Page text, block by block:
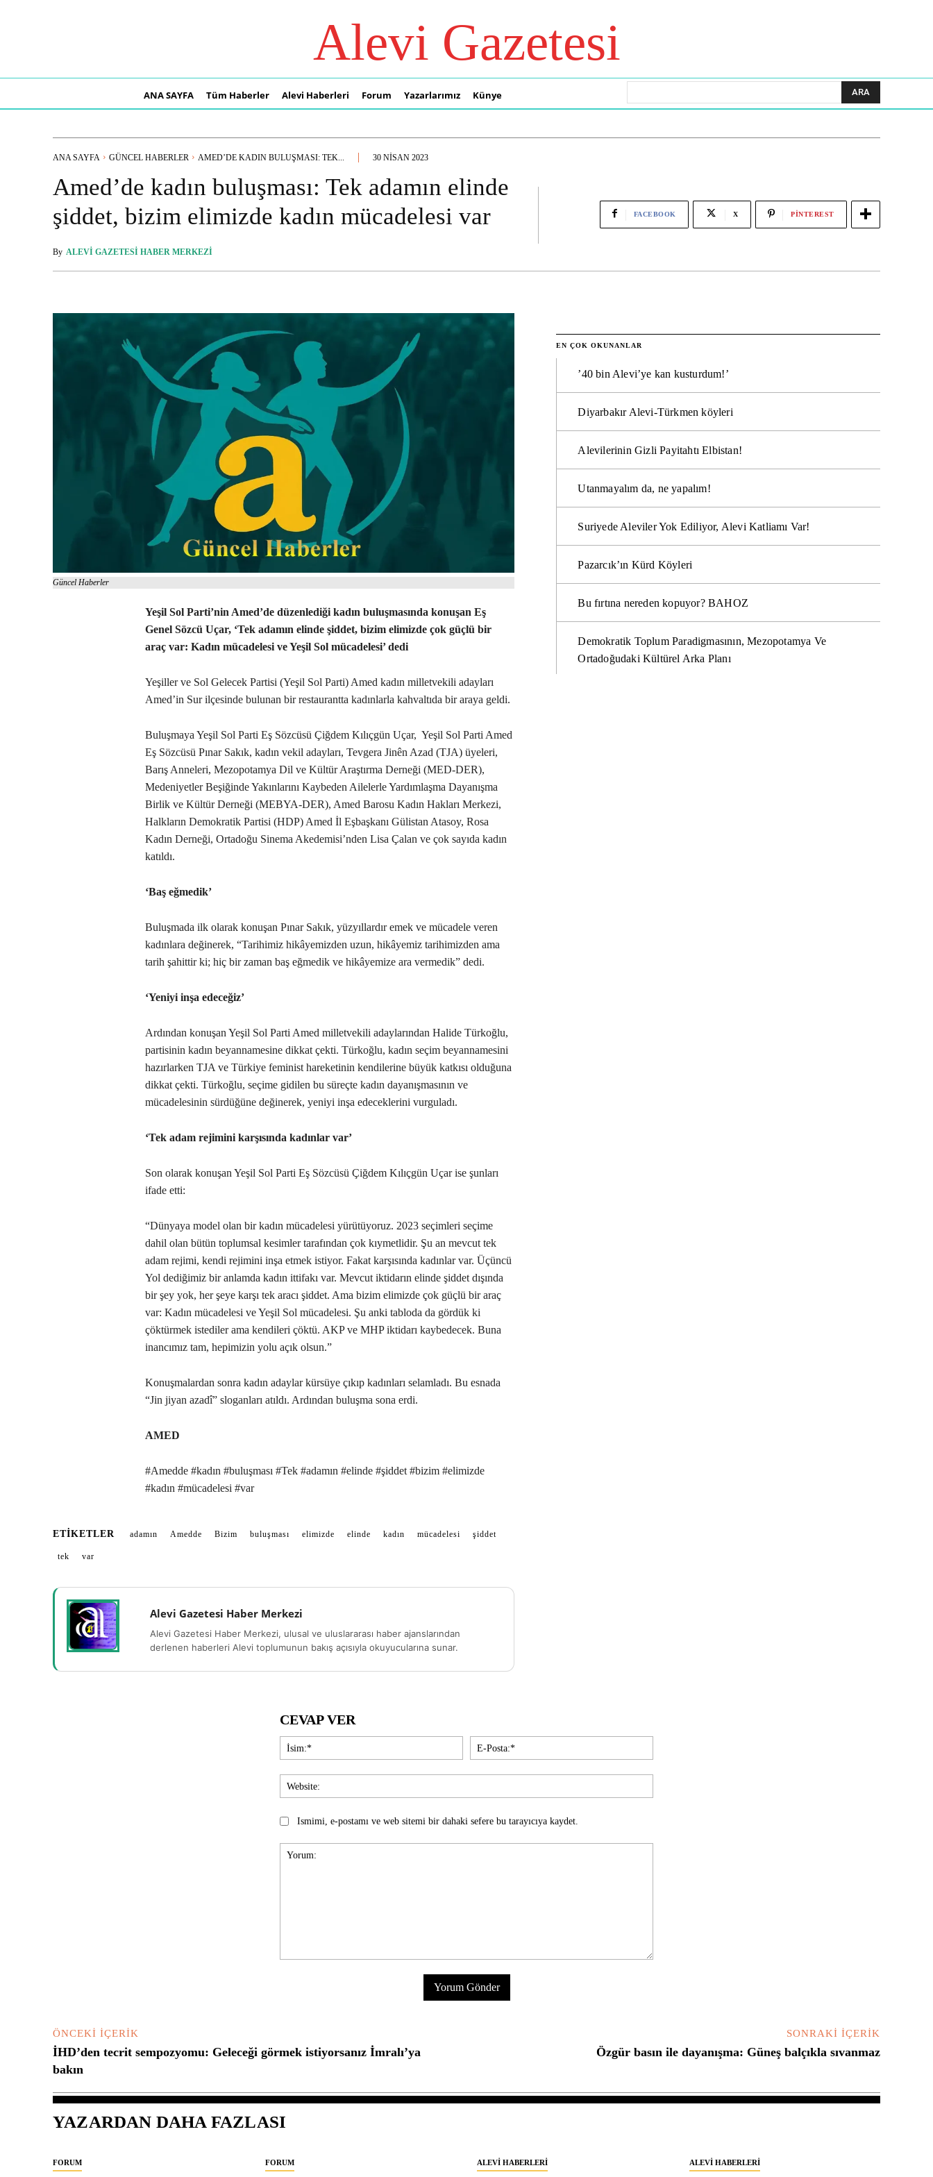
Alevi Gazetesi
ANA SAYFA Tüm Haberler Alevi Haberleri Forum Yazarlarımız Künye ARA
ANA SAYFA GÜNCEL HABERLER AMED’DE KADIN BULUŞMASI: TEK... 30 NISAN 2023
Amed’de kadın buluşması: Tek adamın elinde
şiddet, bizim elimizde kadın mücadelesi var
By ALEVI GAZETESI HABER MERKEZI
FACEBOOK X PINTEREST
Güncel Haberler
Yeşil Sol Parti’nin Amed’de düzenlediği kadın buluşmasında konuşan Eş
Genel Sözcü Uçar, ‘Tek adamın elinde şiddet, bizim elimizde çok güçlü bir
araç var: Kadın mücadelesi ve Yeşil Sol mücadelesi’ dedi
Yeşiller ve Sol Gelecek Partisi (Yeşil Sol Parti) Amed kadın milletvekili adayları
Amed’in Sur ilçesinde bulunan bir restaurantta kadınlarla kahvaltıda bir araya geldi.
Buluşmaya Yeşil Sol Parti Eş Sözcüsü Çiğdem Kılıçgün Uçar, Yeşil Sol Parti Amed
Eş Sözcüsü Pınar Sakık, kadın vekil adayları, Tevgera Jinên Azad (TJA) üyeleri,
Barış Anneleri, Mezopotamya Dil ve Kültür Araştırma Derneği (MED-DER),
Medeniyetler Beşiğinde Yakınlarını Kaybeden Ailelerle Yardımlaşma Dayanışma
Birlik ve Kültür Derneği (MEBYA-DER), Amed Barosu Kadın Hakları Merkezi,
Halkların Demokratik Partisi (HDP) Amed İl Eşbaşkanı Gülistan Atasoy, Rosa
Kadın Derneği, Ortadoğu Sinema Akedemisi’nden Lisa Çalan ve çok sayıda kadın
katıldı.
‘Baş eğmedik’
Buluşmada ilk olarak konuşan Pınar Sakık, yüzyıllardır emek ve mücadele veren
kadınlara değinerek, “Tarihimiz hikâyemizden uzun, hikâyemiz tarihimizden ama
tarih şahittir ki; hiç bir zaman baş eğmedik ve hikâyemize ara vermedik” dedi.
‘Yeniyi inşa edeceğiz’
Ardından konuşan Yeşil Sol Parti Amed milletvekili adaylarından Halide Türkoğlu,
partisinin kadın beyannamesine dikkat çekti. Türkoğlu, kadın seçim beyannamesini
hazırlarken TJA ve Türkiye feminist hareketinin kendilerine büyük katkısı olduğuna
dikkat çekti. Türkoğlu, seçime gidilen bu süreçte kadın dayanışmasının ve
mücadelesinin sürdüğüne değinerek, yeniyi inşa edeceklerini vurguladı.
‘Tek adam rejimini karşısında kadınlar var’
Son olarak konuşan Yeşil Sol Parti Eş Sözcüsü Çiğdem Kılıçgün Uçar ise şunları
ifade etti:
“Dünyaya model olan bir kadın mücadelesi yürütüyoruz. 2023 seçimleri seçime
dahil olan bütün toplumsal kesimler tarafından çok kıymetlidir. Şu an mevcut tek
adam rejimi, kendi rejimini inşa etmek istiyor. Fakat karşısında kadınlar var. Üçüncü
Yol dediğimiz bir anlamda kadın ittifakı var. Mevcut iktidarın elinde şiddet dışında
bir şey yok, her şeye karşı tek aracı şiddet. Ama bizim elimizde çok güçlü bir araç
var: Kadın mücadelesi ve Yeşil Sol mücadelesi. Şu anki tabloda da gördük ki
çöktürmek istediler ama kendileri çöktü. AKP ve MHP iktidarı kaybedecek. Buna
inancımız tam, hepimizin yolu açık olsun.”
Konuşmalardan sonra kadın adaylar kürsüye çıkıp kadınları selamladı. Bu esnada
“Jin jiyan azadî” sloganları atıldı. Ardından buluşma sona erdi.
AMED
#Amedde #kadın #buluşması #Tek #adamın #elinde #şiddet #bizim #elimizde
#kadın #mücadelesi #var
ETIKETLER adamın Amedde Bizim buluşması elimizde elinde kadın mücadelesi şiddet
tek var
Alevi Gazetesi Haber Merkezi
Alevi Gazetesi Haber Merkezi, ulusal ve uluslararası haber ajanslarından
derlenen haberleri Alevi toplumunun bakış açısıyla okuyucularına sunar.
EN ÇOK OKUNANLAR
’40 bin Alevi’ye kan kusturdum!’
Diyarbakır Alevi-Türkmen köyleri
Alevilerinin Gizli Payitahtı Elbistan!
Utanmayalım da, ne yapalım!
Suriyede Aleviler Yok Ediliyor, Alevi Katliamı Var!
Pazarcık’ın Kürd Köyleri
Bu fırtına nereden kopuyor? BAHOZ
Demokratik Toplum Paradigmasının, Mezopotamya Ve
Ortadoğudaki Kültürel Arka Planı
CEVAP VER
İsim:*
Posta:*
Ismimi, e-postamı ve web sitemi bir dahaki sefere bu tarayıcıya kaydet.
ÖNCEKI İÇERIK
İHD’den tecrit sempozyomu: Geleceği görmek istiyorsanız İmralı’ya
bakın
SONRAKI İÇERIK
Özgür basın ile dayanışma: Güneş balçıkla sıvanmaz
YAZARDAN DAHA FAZLASI
FORUM FORUM ALEVI HABERLERI ALEVI HABERLERI